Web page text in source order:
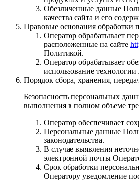
Обезличенные данные
качества сайта и его
Правовые основания обработки
Оператор обрабатывает
расположенные на сайте
Политикой.
Оператор обрабатывает
использование технологии
Порядок сбора, хранения,
Безопасность персональных
выполнения в полном объеме
Оператор обеспечивает
Персональные данные
законодательства.
В случае выявления
электронной почты
Срок обработки
Оператору уведомление